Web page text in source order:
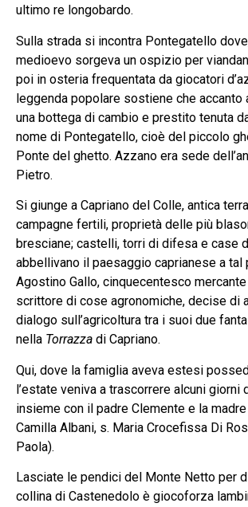
ultimo re longobardo.
Sulla strada si incontra Pontegatello
medioevo sorgeva un ospizio per
poi in osteria frequentata da giocatori
leggenda popolare sostiene che accanto
una bottega di cambio e prestito tenuta
nome di Pontegatello, cioè del piccolo
Ponte del ghetto. Azzano era sede
Pietro.
Si giunge a Capriano del Colle, antica
campagne fertili, proprietà delle più
bresciane; castelli, torri di difesa e case
abbellivano il paesaggio caprianese a tal
Agostino Gallo, cinquecentesco
scrittore di cose agronomiche, decise di
dialogo sull’agricoltura tra i suoi due
nella Torrazza di Capriano.
Qui, dove la famiglia aveva estesi
l’estate veniva a trascorrere alcuni giorni
insieme con il padre Clemente e la
Camilla Albani, s. Maria Crocefissa Di
Paola).
Lasciate le pendici del Monte Netto per
collina di Castenedolo è giocoforza